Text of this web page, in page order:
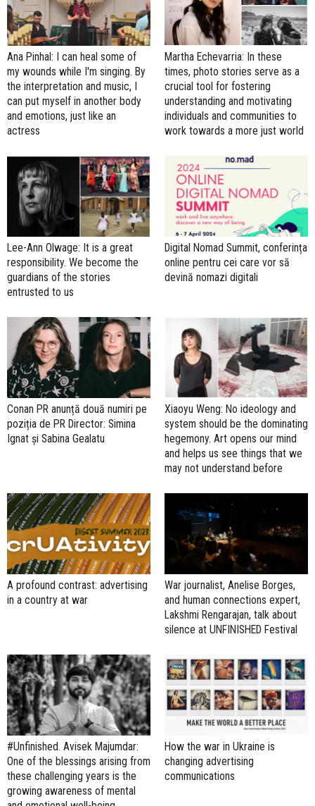
Ana Pinhal: I can heal some of
my wounds while I'm singing. By
the interpretation and music, I
can put myself in another body
and emotions, just like an
actress
Martha Echevarria: In these
times, photo stories serve as a
crucial tool for fostering
understanding and motivating
individuals and communities to
work towards a more just world
Lee-Ann Olwage: It is a great
responsibility. We become the
guardians of the stories
entrusted to us
Digital Nomad Summit, conferința
online pentru cei care vor să
devină nomazi digitali
Conan PR anunță două numiri pe
poziția de PR Director: Simina
Ignat și Sabina Gealatu
Xiaoyu Weng: No ideology and
system should be the dominating
hegemony. Art opens our mind
and helps us see things that we
may not understand before
A profound contrast: advertising
in a country at war
War journalist, Anelise Borges,
and human connections expert,
Lakshmi Rengarajan, talk about
silence at UNFINISHED Festival
#Unfinished. Avisek Majumdar:
One of the blessings arising from
these challenging years is the
growing awareness of mental
How the war in Ukraine is
changing advertising
communications